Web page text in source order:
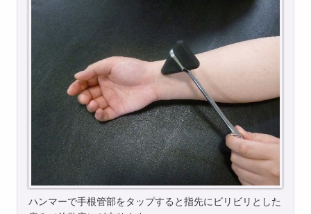
ハンマーで手根管部をタップすると指先にビリビリとした